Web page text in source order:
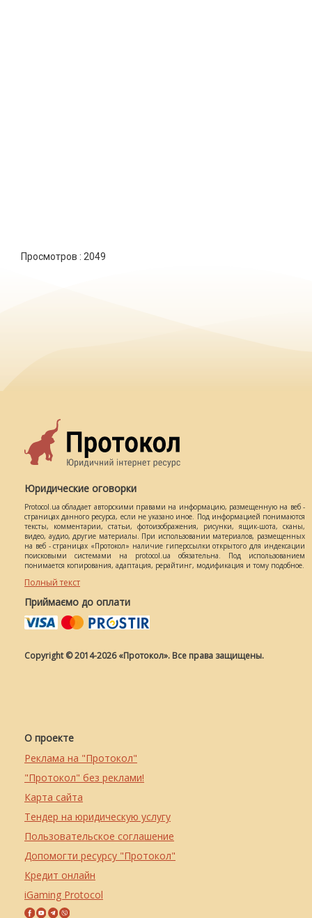
Просмотров : 2049
Юридические оговорки
Protocol.ua обладает авторскими правами на информацию, размещенную на веб -
страницах данного ресурса, если не указано иное. Под информацией понимаются
тексты, комментарии, статьи, фотоизображения, рисунки, ящик-шота, сканы,
видео, аудио, другие материалы. При использовании материалов, размещенных
на веб - страницах «Протокол» наличие гиперссылки открытого для индексации
поисковыми системами на protocol.ua обязательна. Под использованием
понимается копирования, адаптация, рерайтинг, модификация и тому подобное.
Полный текст
Приймаємо до оплати
Copyright © 2014-2026 «Протокол». Все права защищены.
О проекте
Реклама на "Протокол"
"Протокол" без реклами!
Карта сайта
Тендер на юридическую услугу
Пользовательское соглашение
Допомогти ресурсу "Протокол"
Кредит онлайн
iGaming Protocol